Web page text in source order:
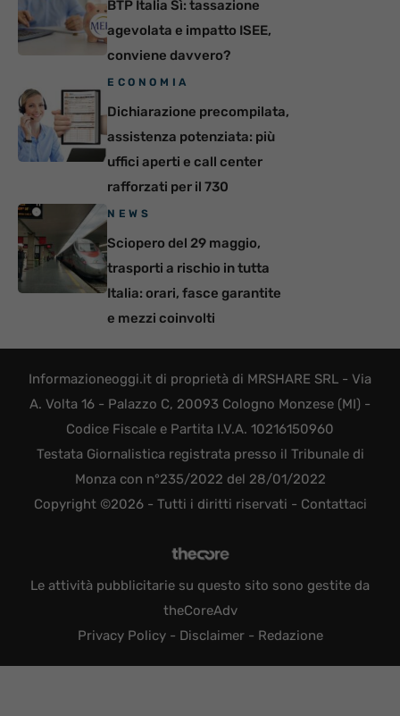
BTP Italia Sì: tassazione
agevolata e impatto ISEE,
conviene davvero?
ECONOMIA
Dichiarazione precompilata,
assistenza potenziata: più
uffici aperti e call center
rafforzati per il 730
NEWS
Sciopero del 29 maggio,
trasporti a rischio in tutta
Italia: orari, fasce garantite
e mezzi coinvolti
Informazioneoggi.it di proprietà di MRSHARE SRL - Via
A. Volta 16 - Palazzo C, 20093 Cologno Monzese (MI) -
Codice Fiscale e Partita I.V.A. 10216150960
Testata Giornalistica registrata presso il Tribunale di
Monza con n°235/2022 del 28/01/2022
Copyright ©2026 - Tutti i diritti riservati - Contattaci
Le attività pubblicitarie su questo sito sono gestite da
theCoreAdv
Privacy Policy- Disclaimer- Redazione